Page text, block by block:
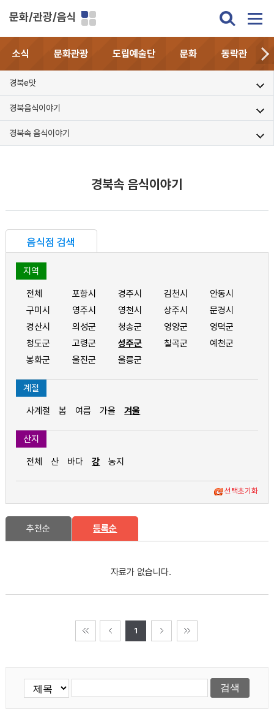
문화/관광/음식
소식 문화관광 도립예술단 문화 동락관
경북e맛
경북음식이야기
경북속 음식이야기
경북속 음식이야기
음식점 검색
지역
전체 포항시 경주시 김천시
안동시
구미시
영주시 영천시 상주시
문경시
경산시
의성군 청송군 영양군
영덕군
청도군
고령군 성주군 칠곡군
예천군
봉화군
울진군 울릉군
계절
사계절 봄 여름 가을 겨울
산지
전체 산 바다 강 농지
선택초기화
추천순 등록순
자료가 없습니다.
1